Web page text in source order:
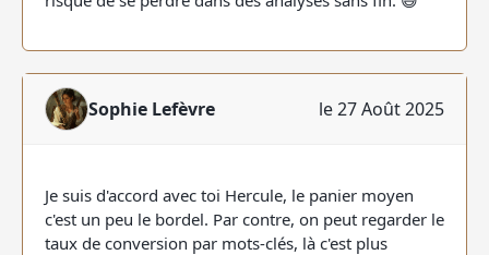
Sophie Lefèvre le 27 Août 2025
Je suis d'accord avec toi Hercule, le panier moyen
c'est un peu le bordel. Par contre, on peut regarder le
taux de conversion par mots-clés, là c'est plus